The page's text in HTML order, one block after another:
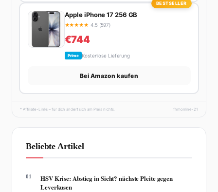
BESTSELLER
Apple iPhone 17 256 GB
★★★★★ 4.5 (597)
€744
Prime Kostenlose Lieferung
Bei Amazon kaufen
* Affiliate-Links – für dich ändert sich am Preis nichts. fhmonline-21
Beliebte Artikel
01
HSV Krise: Abstieg in Sicht? nächste Pleite gegen
Leverkusen